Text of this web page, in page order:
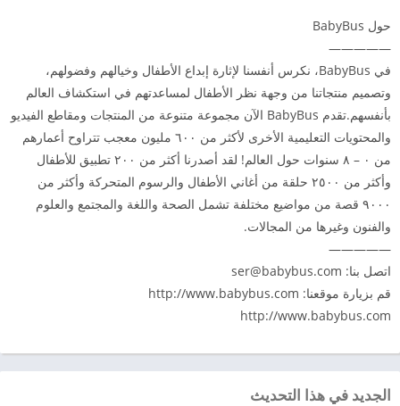
حول BabyBus
—————
في BabyBus، نكرس أنفسنا لإثارة إبداع الأطفال وخيالهم وفضولهم،
وتصميم منتجاتنا من وجهة نظر الأطفال لمساعدتهم في استكشاف العالم
بأنفسهم.تقدم BabyBus الآن مجموعة متنوعة من المنتجات ومقاطع الفيديو
والمحتويات التعليمية الأخرى لأكثر من ٦۰۰ مليون معجب تتراوح أعمارهم
من ۰ – ۸ سنوات حول العالم! لقد أصدرنا أكثر من ۲۰۰ تطبيق للأطفال
وأكثر من ۲٥۰۰ حلقة من أغاني الأطفال والرسوم المتحركة وأكثر من
۹۰۰۰ قصة من مواضيع مختلفة تشمل الصحة واللغة والمجتمع والعلوم
والفنون وغيرها من المجالات.
—————
اتصل بنا: ser@babybus.com
قم بزيارة موقعنا: http://www.babybus.com
http://www.babybus.com
الجديد في هذا التحديث